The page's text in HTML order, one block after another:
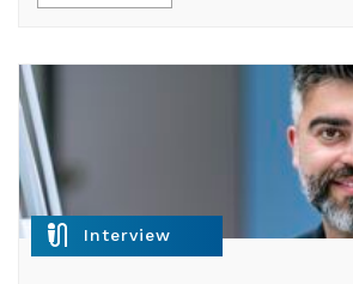
mic_external_on Interview